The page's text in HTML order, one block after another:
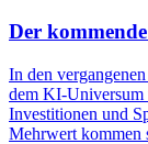
Der
In den
dem KI-Universum
Investitionen und
Mehrwert kommen